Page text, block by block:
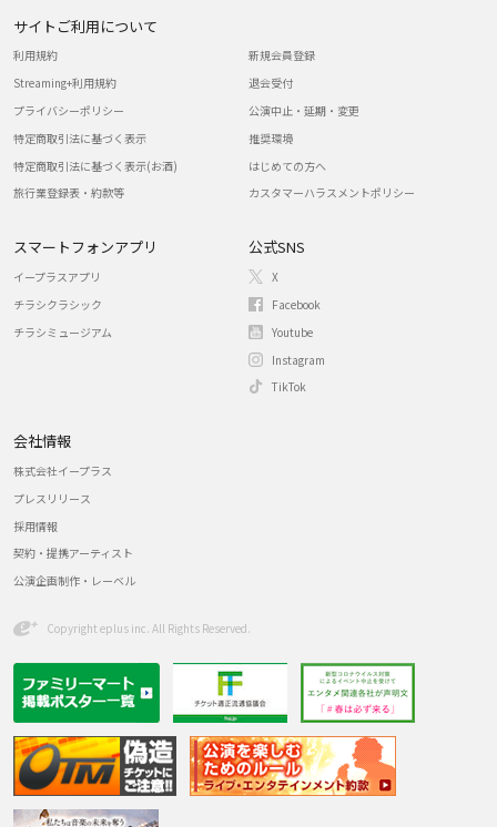
サイトご利用について
利用規約
Streaming+利用規約
プライバシーポリシー
特定商取引法に基づく表示
特定商取引法に基づく表示(お酒)
旅行業登録表・約款等
新規会員登録
退会受付
公演中止・延期・変更
推奨環境
はじめての方へ
カスタマーハラスメントポリシー
スマートフォンアプリ
イープラスアプリ
チラシクラシック
チラシミュージアム
公式SNS
X
Facebook
Youtube
Instagram
TikTok
会社情報
株式会社イープラス
プレスリリース
採用情報
契約・提携アーティスト
公演企画制作・レーベル
Copyright eplus inc. All Rights Reserved.